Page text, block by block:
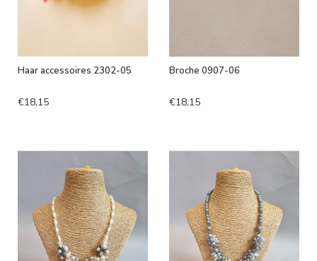
Haar accessoires 2302-05
€18,15
Broche 0907-06
€18,15